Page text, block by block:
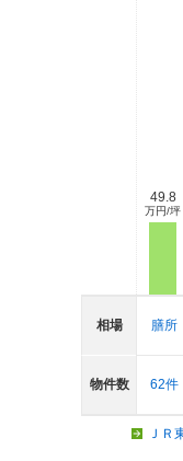
相場
物件数
49.8
万円/坪
膳所
62件
ＪＲ